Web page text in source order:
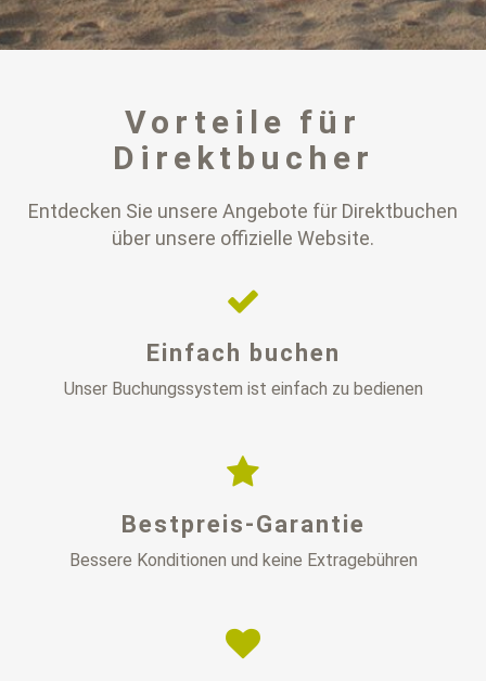
Vorteile für
Direktbucher
Entdecken Sie unsere Angebote für Direktbuchen
über unsere offizielle Website.
Einfach buchen
Unser Buchungssystem ist einfach zu bedienen
Bestpreis-Garantie
Bessere Konditionen und keine Extragebühren